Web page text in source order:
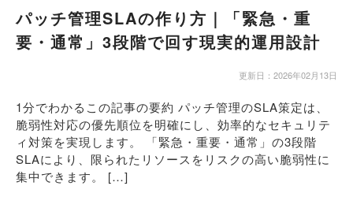
パッチ管理SLAの作り方｜「緊急・重
要・通常」3段階で回す現実的運用設計
更新日：2026年02月13日
1分でわかるこの記事の要約 パッチ管理のSLA策定は、
脆弱性対応の優先順位を明確にし、効率的なセキュリテ
ィ対策を実現します。 「緊急・重要・通常」の3段階
SLAにより、限られたリソースをリスクの高い脆弱性に
集中できます。 […]